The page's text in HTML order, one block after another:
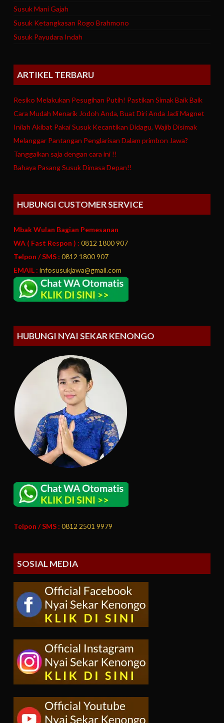
Susuk Mani Gajah
Susuk Ketangkasan Rogo Brahmono
Susuk Payudara Indah
ARTIKEL TERBARU
Resiko Melakukan Pesugihan Putih! Pastikan Simak Baik Baik
Cara Mudah Menarik Jodoh Anda, Buat Diri Anda Jadi Magnet
Inilah Akibat Pakai Susuk Kecantikan Didagu, Wajib Disimak
Melanggar Pantangan Penglarisan Dalam primbon Jawa?
Tanggalkan saja dengan cara ini !!
Bahaya Pasang Susuk Dimasa Depan!!
HUBUNGI CUSTOMER SERVICE
Mbak Wulan Bagian Pemesanan
WA ( Fast Respon ) : 0812 1800 907
Telpon / SMS : 0812 1800 907
EMAIL : infosusukjawa@gmail.com
HUBUNGI NYAI SEKAR KENONGO
Telpon / SMS : 0812 2501 9979
SOSIAL MEDIA